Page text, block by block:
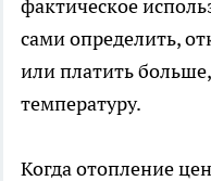
фактическое
сами определить,
или платить
температуру.
Когда отопление